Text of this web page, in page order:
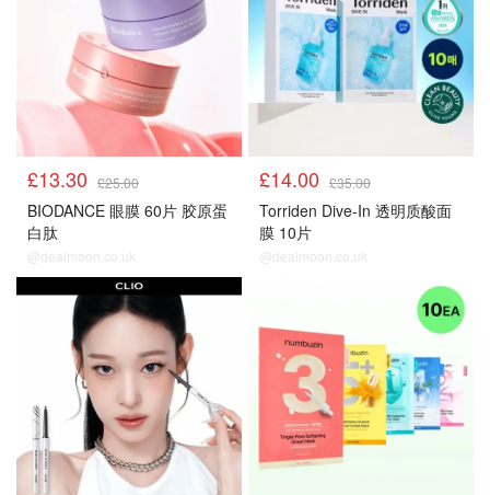
£13.30 £25.00
BIODANCE 眼膜 60片 胶原蛋
白肽
@dealmoon.co.uk
£14.00 £35.00
Torriden Dive-In 透明质酸面
膜 10片
@dealmoon.co.uk